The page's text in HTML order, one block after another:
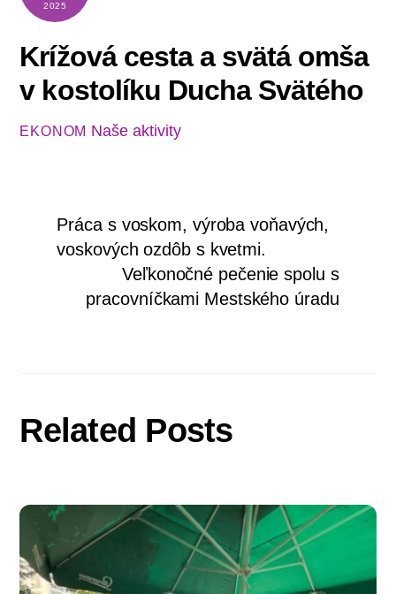
2025
Krížová cesta a svätá omša
v kostolíku Ducha Svätého
EKONOM Naše aktivity
Práca s voskom, výroba voňavých,
voskových ozdôb s kvetmi.
Veľkonočné pečenie spolu s
pracovníčkami Mestského úradu
Related Posts